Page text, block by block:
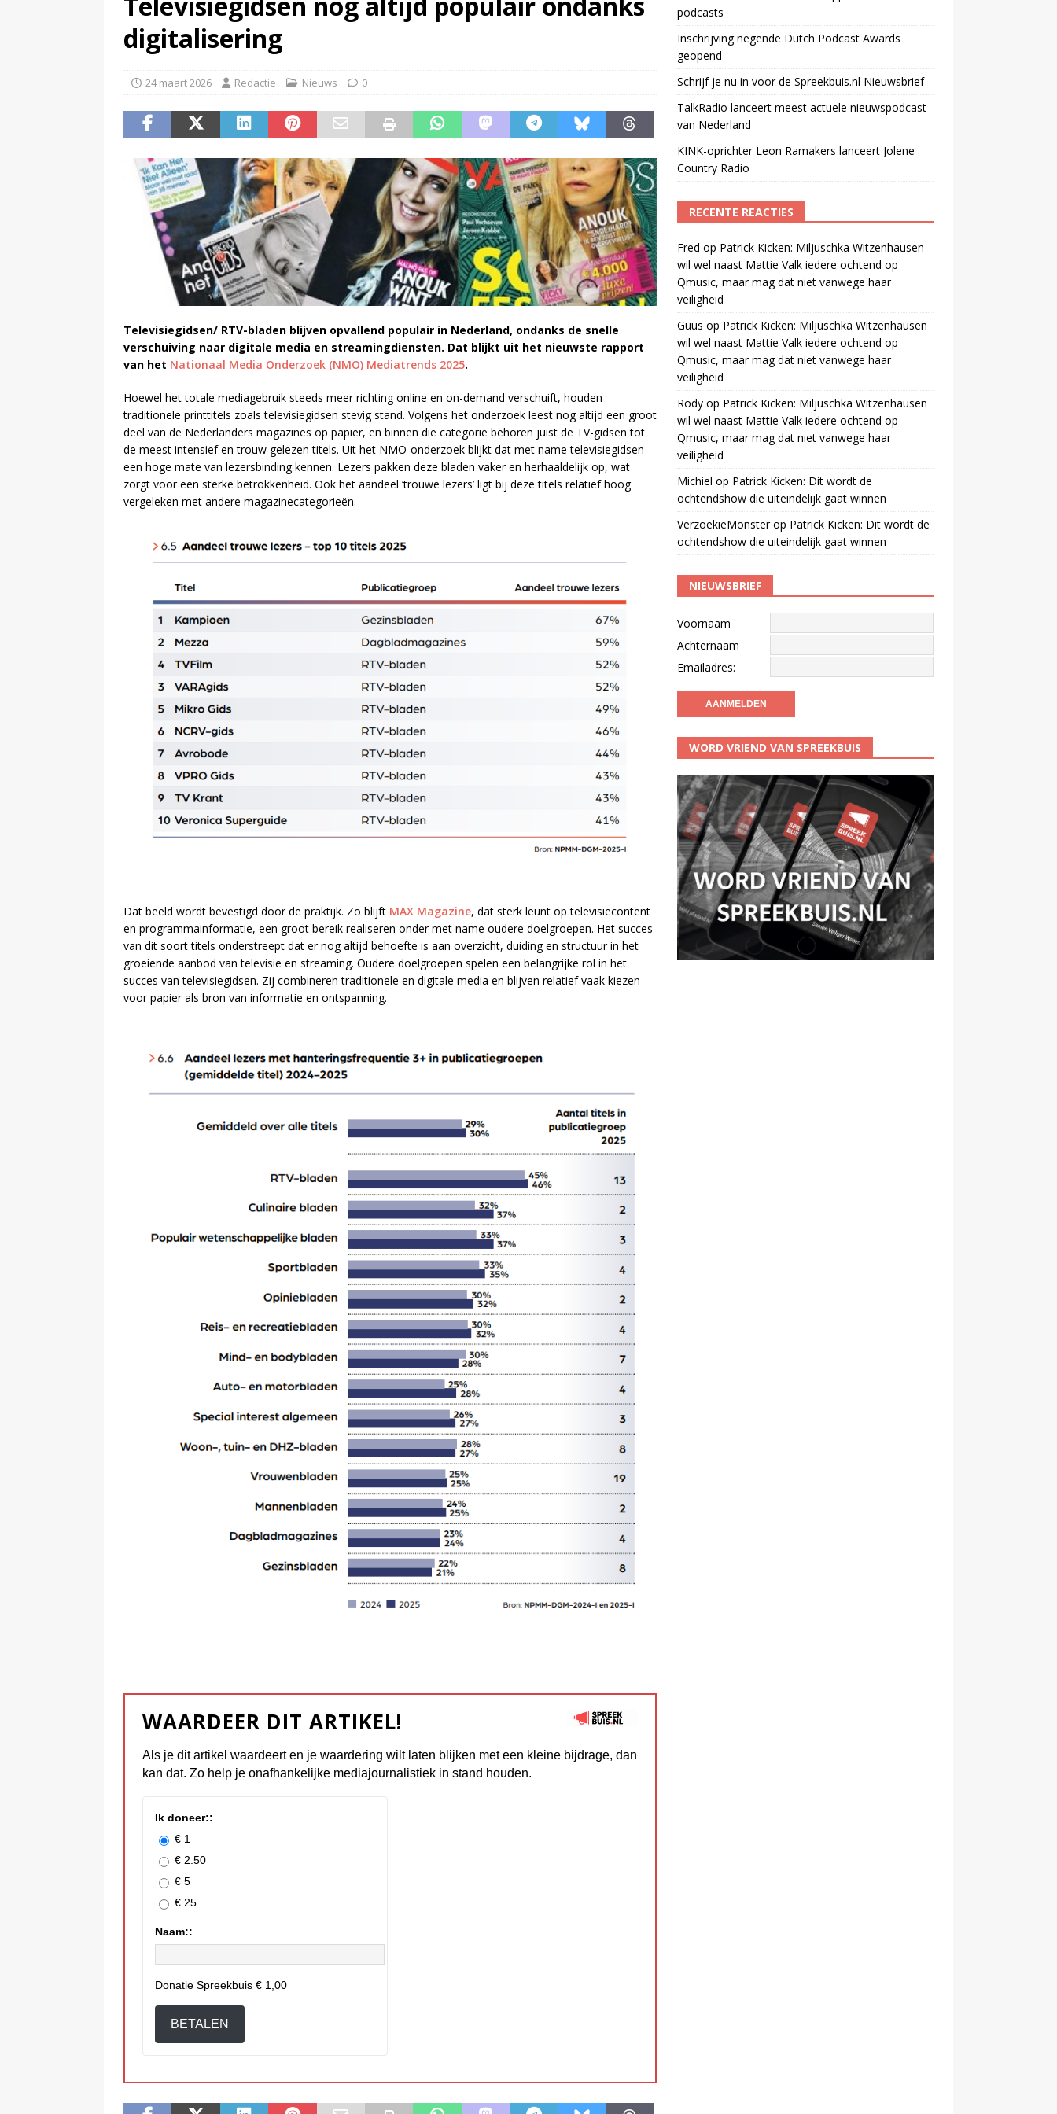
Televisie wint snel terrein als apparaat voor podcasts
digitalisering
24 maart 2026 Redactie Nieuws 0
Televisiegidsen/ RTV-bladen blijven opvallend populair in Nederland, ondanks de snelle
verschuiving naar digitale media en streamingdiensten. Dat blijkt uit het nieuwste rapport
van het Nationaal Media Onderzoek (NMO) Mediatrends 2025.
Hoewel het totale mediagebruik steeds meer richting online en on-demand verschuift, houden
traditionele printtitels zoals televisiegidsen stevig stand. Volgens het onderzoek leest nog altijd een groot
deel van de Nederlanders magazines op papier, en binnen die categorie behoren juist de TV-gidsen tot
de meest intensief en trouw gelezen titels. Uit het NMO-onderzoek blijkt dat met name televisiegidsen
een hoge mate van lezersbinding kennen. Lezers pakken deze bladen vaker en herhaaldelijk op, wat
zorgt voor een sterke betrokkenheid. Ook het aandeel ‘trouwe lezers’ ligt bij deze titels relatief hoog
vergeleken met andere magazinecategorieën.
Dat beeld wordt bevestigd door de praktijk. Zo blijft MAX Magazine, dat sterk leunt op televisiecontent
en programmainformatie, een groot bereik realiseren onder met name oudere doelgroepen. Het succes
van dit soort titels onderstreept dat er nog altijd behoefte is aan overzicht, duiding en structuur in het
groeiende aanbod van televisie en streaming. Oudere doelgroepen spelen een belangrijke rol in het
succes van televisiegidsen. Zij combineren traditionele en digitale media en blijven relatief vaak kiezen
voor papier als bron van informatie en ontspanning.
WAARDEER DIT ARTIKEL!
Als je dit artikel waardeert en je waardering wilt laten blijken met een kleine bijdrage, dan
kan dat. Zo help je onafhankelijke mediajournalistiek in stand houden.
Ik doneer::
€ 1
€ 2.50
€ 5
€ 25
Naam::
Donatie Spreekbuis € 1,00
BETALEN
podcasts
Inschrijving negende Dutch Podcast Awards
geopend
Schrijf je nu in voor de Spreekbuis.nl Nieuwsbrief
TalkRadio lanceert meest actuele nieuwspodcast
van Nederland
KINK-oprichter Leon Ramakers lanceert Jolene
Country Radio
RECENTE REACTIES
Fred op Patrick Kicken: Miljuschka Witzenhausen
wil wel naast Mattie Valk iedere ochtend op
Qmusic, maar mag dat niet vanwege haar
veiligheid
Guus op Patrick Kicken: Miljuschka Witzenhausen
wil wel naast Mattie Valk iedere ochtend op
Qmusic, maar mag dat niet vanwege haar
veiligheid
Rodyop Patrick Kicken: Miljuschka Witzenhausen
wil wel naast Mattie Valk iedere ochtend op
Qmusic, maar mag dat niet vanwege haar
veiligheid
Michiel op Patrick Kicken: Dit wordt de
ochtendshow die uiteindelijk gaat winnen
VerzoekieMonsterop Patrick Kicken: Dit wordt de
ochtendshow die uiteindelijk gaat winnen
NIEUWSBRIEF
Voornaam
Achternaam
Emailadres:
WORD VRIEND VAN SPREEKBUIS